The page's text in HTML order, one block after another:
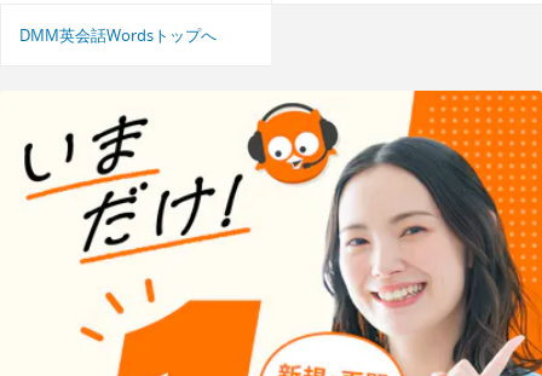
DMM英会話Wordsトップへ